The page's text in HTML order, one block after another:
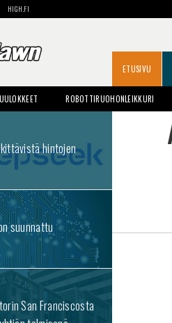
HIGH.FI
ETUSIVU
ROBOTTIRUOHONLEIKKURI
hintojen
suunnattu
San Franciscosta